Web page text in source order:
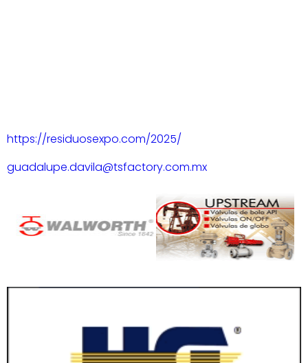
https://residuosexpo.com/2025/
guadalupe.davila@tsfactory.com.mx